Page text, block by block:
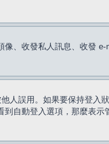
、收發私人訊息、收發 e-
人誤用。如果要保持登入
自動登入選項，那麼表示